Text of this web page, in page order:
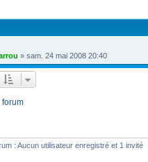
» sam. 24 mai 2008 20:40
forum
: Aucun utilisateur enregistré et 1 invité